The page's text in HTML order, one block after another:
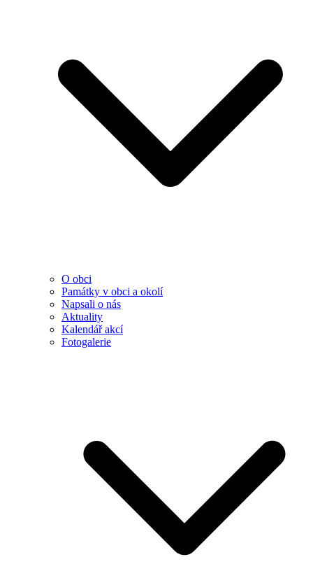
O obci
Památky v obci a okolí
Napsali o nás
Aktuality
Kalendář akcí
Fotogalerie